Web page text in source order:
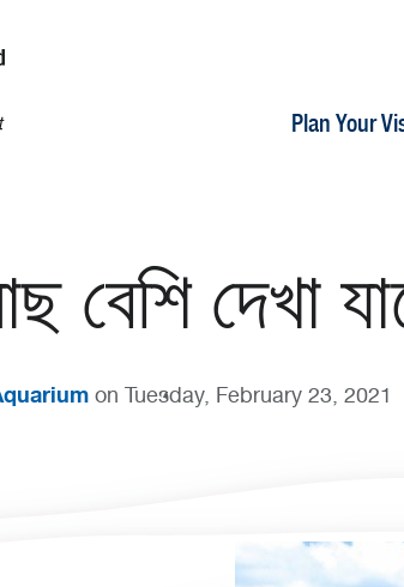
Plan Your
বেশি দেখা
on Tuesday, February 23, 2021